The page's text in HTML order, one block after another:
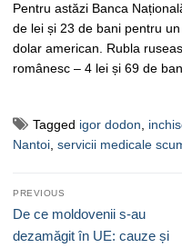
Pentru astăzi Banca
de lei și 23 de bani pentru
dolar american. Rubla
românesc – 4 lei și 69 de
Tagged igor dodon
Nantoi servicii medicale
Navigare
în
articole
PREVIOUS
Previous
post:
De ce moldovenii s-au
dezamăgit în UE: cauze și